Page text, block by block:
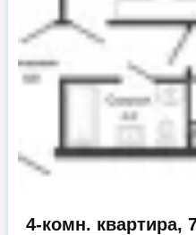
4-комн. квартира,